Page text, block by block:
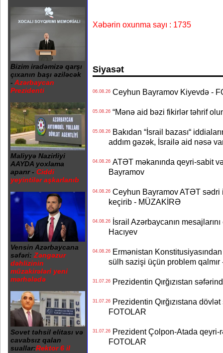
Bizim iradəmizə qarşı
çıxanın başı əziləcək
- Azərbaycan
Prezidenti
Maliyyə Nazirliyi
AAYDA yoxlama
aparır - Ciddi
yeyintilər aşkarlanıb
Vensin Azərbaycana
səfəri: Zəngəzur
dəhlizinin
müzakirələri yeni
mərhələdə
Sovet təhsil elitası və
cavabsız qalan
suallar:Rektor 6 il
Xəbərin oxunma sayı : 1735
Siyasət
06.08.26Ceyhun Bayramov Kiyevdə -
05.08.26“Mənə aid bəzi fikirlər təhrif
05.08.26Bakıdan “İsrail bazası“
addım gəzək, İsrailə aid nəsə
04.08.26ATƏT məkanında qeyri-sabit
Bayramov
04.08.26Ceyhun Bayramov ATƏT sədri
keçirib - MÜZAKİRƏ
04.08.26İsrail Azərbaycanın
Hacıyev
04.08.26Ermənistan Konstitusiyasından
sülh sazişi üçün problem qalmır
31.07.26Prezidentin Qırğızıstan
31.07.26Prezidentin Qırğızıstana dövlət
FOTOLAR
31.07.26Prezident Çolpon-Atada qeyri-
FOTOLAR